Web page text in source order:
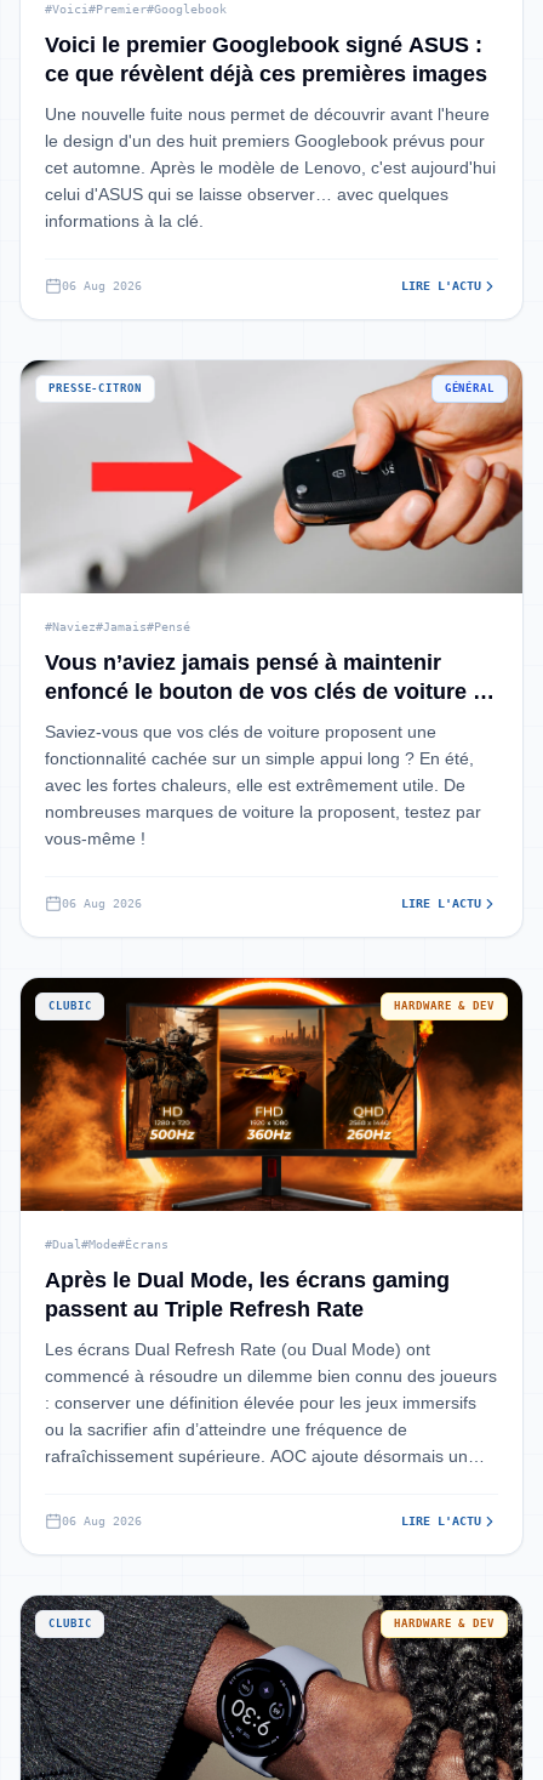
#Voici#Premier#Googlebook
Voici le premier Googlebook signé ASUS :
ce que révèlent déjà ces premières images
Une nouvelle fuite nous permet de découvrir avant l'heure
le design d'un des huit premiers Googlebook prévus pour
cet automne. Après le modèle de Lenovo, c'est aujourd'hui
celui d'ASUS qui se laisse observer… avec quelques
informations à la clé.
06 Aug 2026 LIRE L'ACTU
PRESSE-CITRON GÉNÉRAL
#Naviez#Jamais#Pensé
Vous n’aviez jamais pensé à maintenir
enfoncé le bouton de vos clés de voiture :
une fonctionnalité cachée et bien utile va
vous simplifier la vie l’été
Saviez-vous que vos clés de voiture proposent une
fonctionnalité cachée sur un simple appui long ? En été,
avec les fortes chaleurs, elle est extrêmement utile. De
nombreuses marques de voiture la proposent, testez par
vous-même !
06 Aug 2026 LIRE L'ACTU
CLUBIC HARDWARE & DEV
#Dual #Mode#Écrans
Après le Dual Mode, les écrans gaming
passent au Triple Refresh Rate
Les écrans Dual Refresh Rate (ou Dual Mode) ont
commencé à résoudre un dilemme bien connu des joueurs
: conserver une définition élevée pour les jeux immersifs
ou la sacrifier afin d’atteindre une fréquence de
rafraîchissement supérieure. AOC ajoute désormais un
06 Aug 2026 LIRE L'ACTU
CLUBIC HARDWARE & DEV